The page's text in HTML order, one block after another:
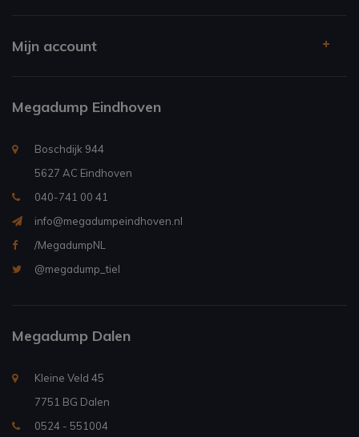
Mijn account
Megadump Eindhoven
Boschdijk 944
5627 AC Eindhoven
040-741 00 41
info@megadumpeindhoven.nl
/MegadumpNL
@megadump_tiel
Megadump Dalen
Kleine Veld 45
7751 BG Dalen
0524 - 551004